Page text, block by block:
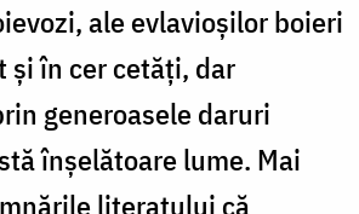
ale evlavioșilor boieri
și în cer cetăți, dar
generoasele daruri
înșelătoare lume. Mai
literatului că